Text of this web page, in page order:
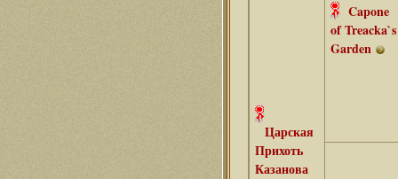
Царская
Прихоть
Казанова
Capone
of Treacka`s
Garden